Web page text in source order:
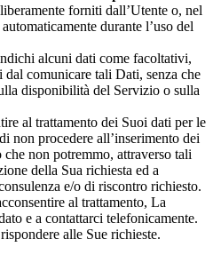
forniti dall’Utente o, nel
durante l’uso del
alcuni dati come facoltativi,
comunicare tali Dati, senza che
disponibilità del Servizio o sulla
al trattamento dei Suoi dati per le
non procedere all’inserimento dei
non potremmo, attraverso tali
della Sua richiesta ed a
e/o di riscontro richiesto.
al trattamento, La
e a contattarci telefonicamente.
alle Sue richieste.